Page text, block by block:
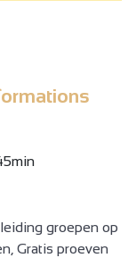
en vrijdag op
groepen op
Gratis proeven